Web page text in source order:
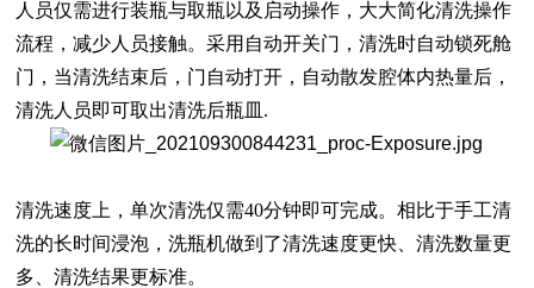
人员仅需进行装瓶与取瓶以及启动操作，大大简化清洗操作
流程，减少人员接触。采用自动开关门，清洗时自动锁死舱
门，当清洗结束后，门自动打开，自动散发腔体内热量后，
清洗人员即可取出清洗后瓶皿.
清洗速度上，单次清洗仅需40分钟即可完成。相比于手工清
洗的长时间浸泡，洗瓶机做到了清洗速度更快、清洗数量更
多、清洗结果更标准。